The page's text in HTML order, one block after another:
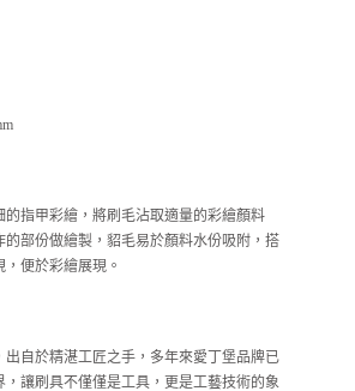
的指甲彩繪，將刷毛沾取適量的彩繪顏料
的部份做繪製，貂毛易於顏料水份吸附，搭
便於彩繪展現。
出自於精湛工匠之手，多年來愛丁堡品牌已
，讓刷具不僅僅是工具，更是工藝技術的象